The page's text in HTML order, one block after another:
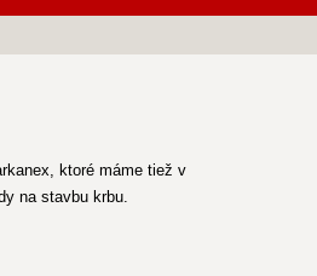
ktoré máme tiež v
na stavbu krbu.